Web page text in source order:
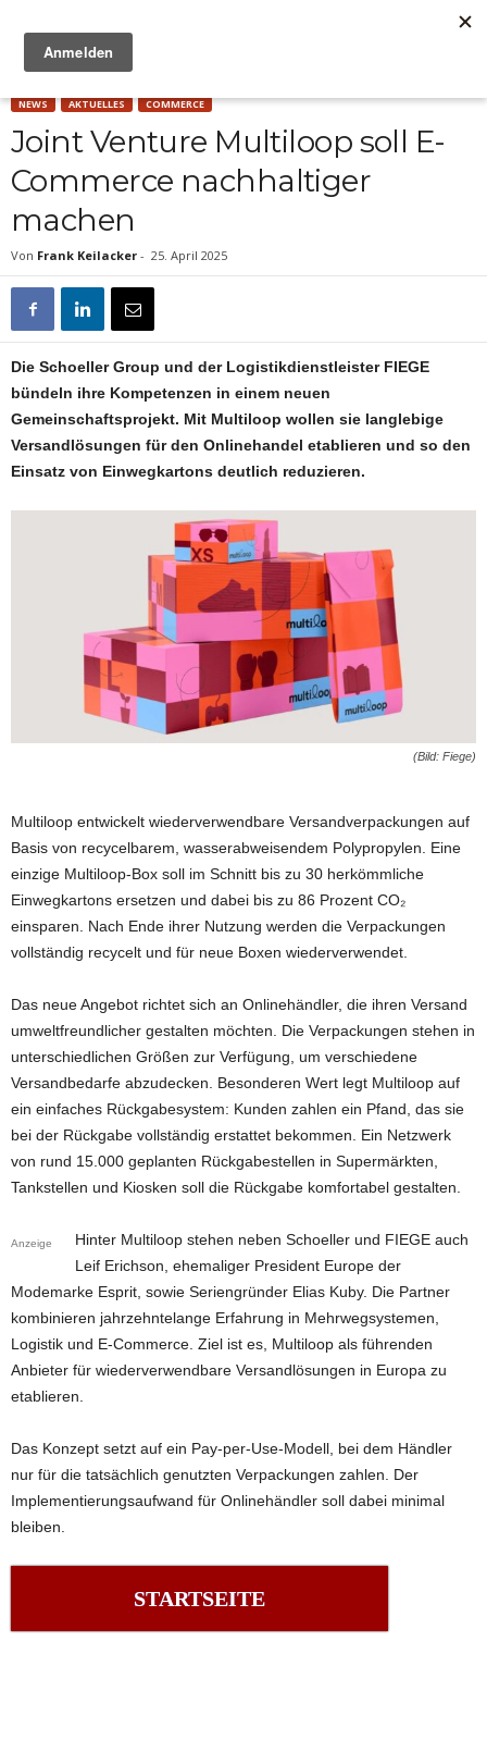
NEWS AKTUELLES COMMERCE
Joint Venture Multiloop soll E-
Commerce nachhaltiger
machen
Von Frank Keilacker - 25. April 2025
Die Schoeller Group und der Logistikdienstleister FIEGE
bündeln ihre Kompetenzen in einem neuen
Gemeinschaftsprojekt. Mit Multiloop wollen sie langlebige
Versandlösungen für den Onlinehandel etablieren und so den
Einsatz von Einwegkartons deutlich reduzieren.
(Bild: Fiege)
Multiloop entwickelt wiederverwendbare Versandverpackungen auf
Basis von recycelbarem, wasserabweisendem Polypropylen. Eine
einzige Multiloop-Box soll im Schnitt bis zu 30 herkömmliche
Einwegkartons ersetzen und dabei bis zu 86 Prozent CO₂
einsparen. Nach Ende ihrer Nutzung werden die Verpackungen
vollständig recycelt und für neue Boxen wiederverwendet.
Das neue Angebot richtet sich an Onlinehändler, die ihren Versand
umweltfreundlicher gestalten möchten. Die Verpackungen stehen in
unterschiedlichen Größen zur Verfügung, um verschiedene
Versandbedarfe abzudecken. Besonderen Wert legt Multiloop auf
ein einfaches Rückgabesystem: Kunden zahlen ein Pfand, das sie
bei der Rückgabe vollständig erstattet bekommen. Ein Netzwerk
von rund 15.000 geplanten Rückgabestellen in Supermärkten,
Tankstellen und Kiosken soll die Rückgabe komfortabel gestalten.
Anzeige
Hinter Multiloop stehen neben Schoeller und FIEGE auch
Leif Erichson, ehemaliger President Europe der
Modemarke Esprit, sowie Seriengründer Elias Kuby. Die Partner
kombinieren jahrzehntelange Erfahrung in Mehrwegsystemen,
Logistik und E-Commerce. Ziel ist es, Multiloop als führenden
Anbieter für wiederverwendbare Versandlösungen in Europa zu
etablieren.
Das Konzept setzt auf ein Pay-per-Use-Modell, bei dem Händler
nur für die tatsächlich genutzten Verpackungen zahlen. Der
Implementierungsaufwand für Onlinehändler soll dabei minimal
bleiben.
STARTSEITE